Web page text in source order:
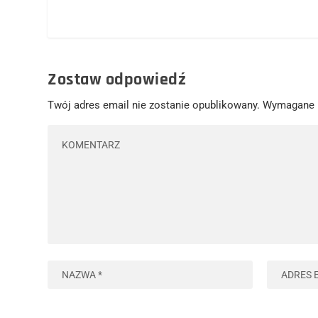
Zostaw odpowiedź
Twój adres email nie zostanie opublikowany.